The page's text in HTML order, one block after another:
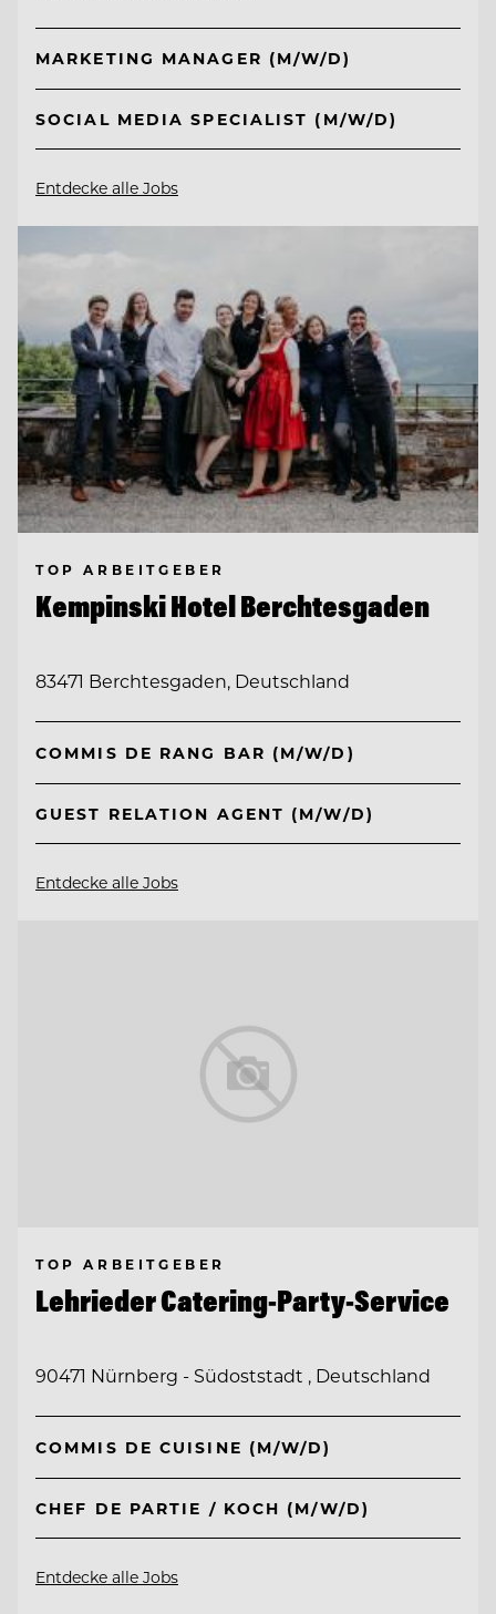
MARKETING MANAGER (M/W/D)
SOCIAL MEDIA SPECIALIST (M/W/D)
Entdecke alle Jobs
TOP ARBEITGEBER
Kempinski Hotel Berchtesgaden
83471 Berchtesgaden, Deutschland
COMMIS DE RANG BAR (M/W/D)
GUEST RELATION AGENT (M/W/D)
Entdecke alle Jobs
TOP ARBEITGEBER
Lehrieder Catering-Party-Service
90471 Nürnberg - Südoststadt , Deutschland
COMMIS DE CUISINE (M/W/D)
CHEF DE PARTIE / KOCH (M/W/D)
Entdecke alle Jobs